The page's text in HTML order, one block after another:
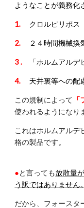
ようなことが義務化
1. クロルピリポ
2. ２４時間機械
3 . 「ホルムアル
4. 天井裏等への配
この規制によって
使われるようになり
これはホルムアルデ
格の製品です。
●と言っても放散量
う訳ではありません。
だから、フォースタ